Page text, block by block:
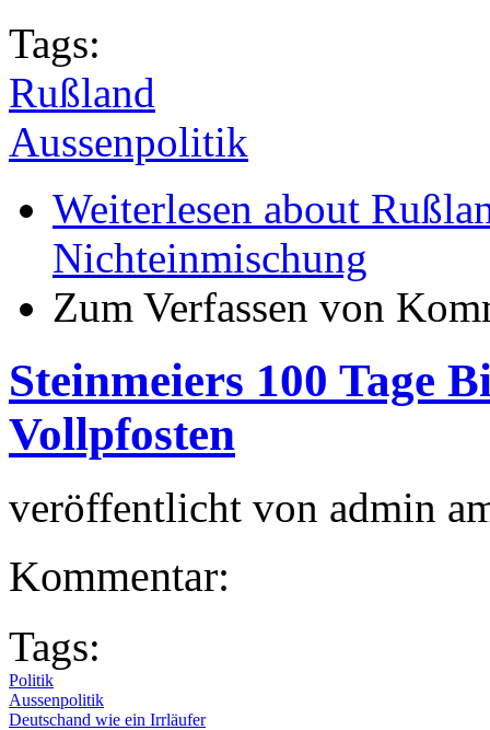
Tags:
Rußland
Aussenpolitik
Weiterlesen about
Nichteinmischung
Zum Verfassen von
Steinmeiers 100 Tage
Vollpfosten
veröffentlicht von admin
Kommentar:
Tags:
Politik
Aussenpolitik
Deutschand wie ein Irrläufer